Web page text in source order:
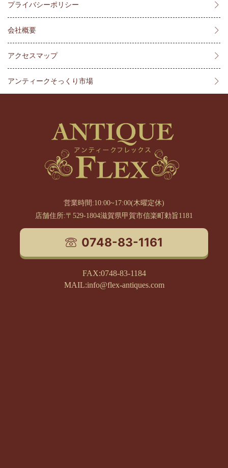
プライバシーポリシー
会社概要
アクセスマップ
アンティークそっくり市場
営業時間:10:00~17:00(木曜定休)
店舗住所:〒529-1804滋賀県甲賀市信楽町勅旨1181
0748-83-1161
FAX:0748-83-1184
MAIL:info@flex-antiques.com